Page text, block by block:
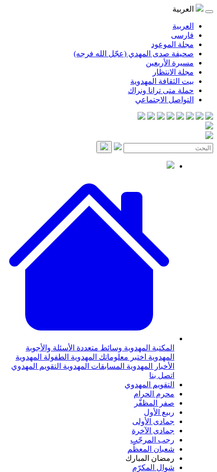
العربية
العربية
فارسی
مجلة الموعود
صحيفة صدى المهدي (عجّل الله فرجه)
مسيرة الأربعين
مجلة الانتظار
بيت الثقافة المهدوية
حملة متى ترانا ونراك
التواصل الاجتماعي
المكتبة المهدوية وسائط متعددة الأسئلة والأجوبة
المهدوية اختبر معلوماتك المهدوية الطفولة المهدوية
الأخبار المهدوية المسابقات المهدوية التقويم المهدوي
اتصل بنا
التقويم المهدوي
محرم الحرام
صفر المظفّر
ربيع الأول
جمادى الأولى
جمادى الآخرة
رجب المرجّب
شعبان المعظّم
رمضان المبارك
شوال المكرّم